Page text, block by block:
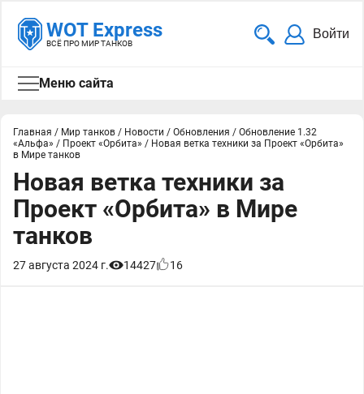
WOT Express
ВСЁ ПРО МИР ТАНКОВ
Войти
Меню сайта
Главная / Мир танков / Новости / Обновления / Обновление 1.32
«Альфа» / Проект «Орбита» / Новая ветка техники за Проект «Орбита»
в Мире танков
Новая ветка техники за
Проект «Орбита» в Мире
танков
27 августа 2024 г. 14427 16